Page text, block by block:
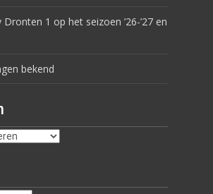
1 op het seizoen ’26-’27 en
bekend